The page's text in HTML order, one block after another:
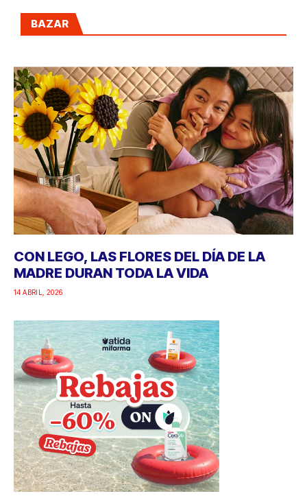
BAZAR
CON LEGO, LAS FLORES DEL DÍA DE LA
MADRE DURAN TODA LA VIDA
14 ABRIL, 2026